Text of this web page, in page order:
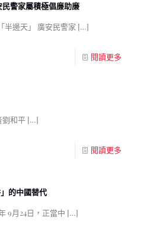
警家屬積極倡廉助廉
半邊天」 廣安民警家 […]
閱讀更多
劉和平 […]
閱讀更多
的中國替代
9月24日，正當中 […]